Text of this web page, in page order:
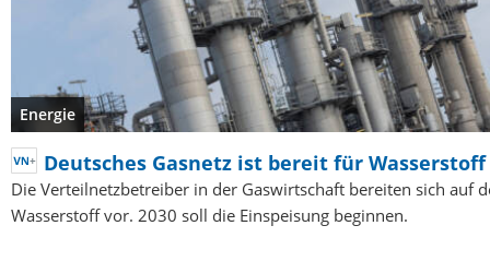
Energie
Deutsches Gasnetz ist bereit für Wasserstoff
Die Verteilnetzbetreiber in der Gaswirtschaft bereiten sich auf
Wasserstoff vor. 2030 soll die Einspeisung beginnen.